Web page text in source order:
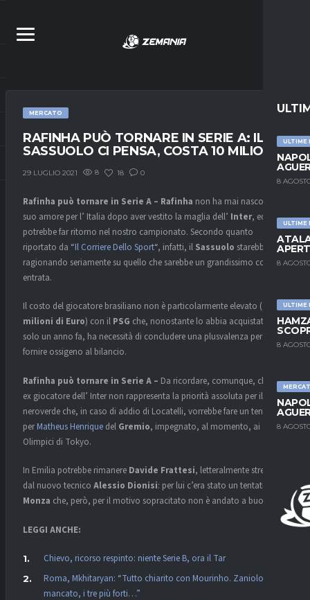
ULTIME
8
ULTIME
8
ULTIME
8
8
MERCATO
RAFINHA PUÒ TORNARE IN SERIE A: IL
SASSUOLO CI PENSA, COSTA 10 MILIONI
29 LUGLIO 2021 8 18 0
Rafinha può tornare in Serie A – Rafinha non ha mai nascosto il
suo amore per l’ Italia dopo aver vestito la maglia dell’ Inter, ed ora
potrebbe far ritorno nel nostro campionato. Secondo quanto
riportato da “Il Corriere Dello Sport“, infatti, il Sassuolo starebbe
ragionando seriamente su quello che sarebbe un grandissimo colpo in
entrata.
Il costo del giocatore brasiliano non è particolarmente elevato (
milioni di Euro) con il PSG che, nonostante lo abbia acquistato
solo un anno fa, ha necessità di concludere una plusvalenza per
fornire ossigeno al bilancio.
Rafinha può tornare in Serie A – Da ricordare, comunque, che l’
ex giocatore dell’ Inter non rappresenta la priorità assoluta per il club
neroverde che, in caso di addio di Locatelli, vorrebbe fare un tentativo
perMatheus Henrique del Gremio, impegnato, al momento, ai Giochi
Olimpici di Tokyo.
In Emilia potrebbe rimanere Davide Frattesi, letteralmente stregato
dal nuovo tecnico Alessio Dionisi: per lui c’era stato un tentativo del
Monza che, però, per il motivo sopracitato non è andato a buon fine.
LEGGI ANCHE:
Chievo, ricorso respinto: niente Serie B, ora il Tar
Roma, Mkhitaryan: “Tutto chiarito con Mourinho. Zaniolo è
mancato, i tre più forti…”